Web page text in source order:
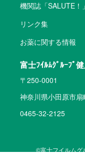
機関誌「SALUTE！」
リンク集
お薬に関する情報
富士ﾌｲﾙﾑｸﾞﾙｰﾌﾟ
〒250-0001
神奈川県小田原市扇
0465-32-2125
©富士フイルムグ